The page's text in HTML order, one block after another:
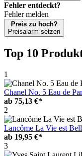
Fehler entdeckt?
Fehler melden
Preis zu hoch?
Preisalarm setzen
Top 10
1
Chanel No. 5 Eau de
ab 75,13 €*
2
Lancôme La Vie est
ab 19,95 €*
3